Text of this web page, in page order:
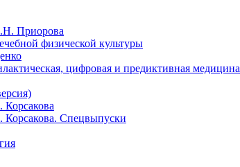
Приорова
физической культуры
цифровая и предиктивная медицина
Спецвыпуски